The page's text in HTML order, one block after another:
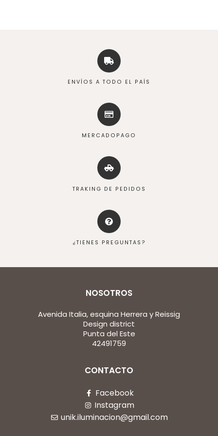
ENVÍOS A TODO EL PAÍS
MERCADOPAGO
TRAKING DE PEDIDOS
¿TIENES PREGUNTAS?
NOSOTROS
Avenida Italia, esquina Herrera y Reissig
Design district
Punta del Este
42491759
CONTACTO
Facebook
Instagram
unik.iluminacion@gmail.com